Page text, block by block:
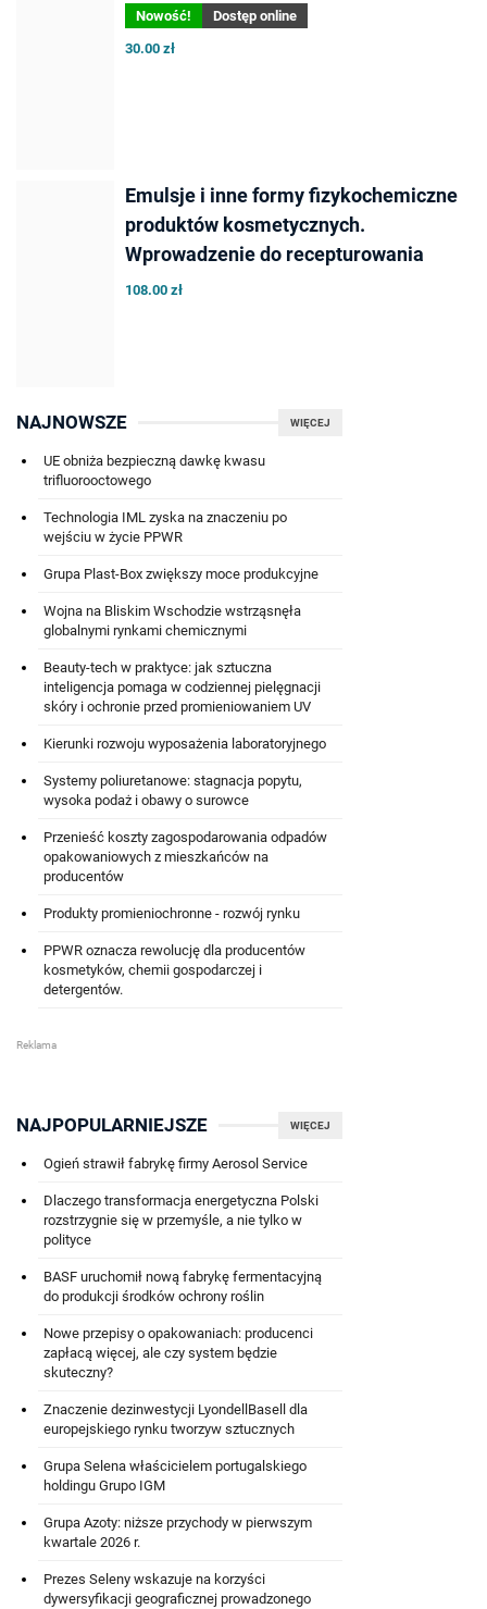
Nowość!
Dostęp online
30.00 zł
Emulsje i inne formy fizykochemiczne
produktów kosmetycznych.
Wprowadzenie do recepturowania
108.00 zł
WIĘCEJ
NAJNOWSZE
UE obniża bezpieczną dawkę kwasu
trifluorooctowego
Technologia IML zyska na znaczeniu po
wejściu w życie PPWR
Grupa Plast-Box zwiększy moce produkcyjne
Wojna na Bliskim Wschodzie wstrząsnęła
globalnymi rynkami chemicznymi
Beauty-tech w praktyce: jak sztuczna
inteligencja pomaga w codziennej pielęgnacji
skóry i ochronie przed promieniowaniem UV
Kierunki rozwoju wyposażenia laboratoryjnego
Systemy poliuretanowe: stagnacja popytu,
wysoka podaż i obawy o surowce
Przenieść koszty zagospodarowania odpadów
opakowaniowych z mieszkańców na
producentów
Produkty promieniochronne - rozwój rynku
PPWR oznacza rewolucję dla producentów
kosmetyków, chemii gospodarczej i
detergentów.
WIĘCEJ
NAJPOPULARNIEJSZE
Ogień strawił fabrykę firmy Aerosol Service
Dlaczego transformacja energetyczna Polski
rozstrzygnie się w przemyśle, a nie tylko w
polityce
BASF uruchomił nową fabrykę fermentacyjną
do produkcji środków ochrony roślin
Nowe przepisy o opakowaniach: producenci
zapłacą więcej, ale czy system będzie
skuteczny?
Znaczenie dezinwestycji LyondellBasell dla
europejskiego rynku tworzyw sztucznych
Grupa Selena właścicielem portugalskiego
holdingu Grupo IGM
Grupa Azoty: niższe przychody w pierwszym
kwartale 2026 r.
Prezes Seleny wskazuje na korzyści
dywersyfikacji geograficznej prowadzonego